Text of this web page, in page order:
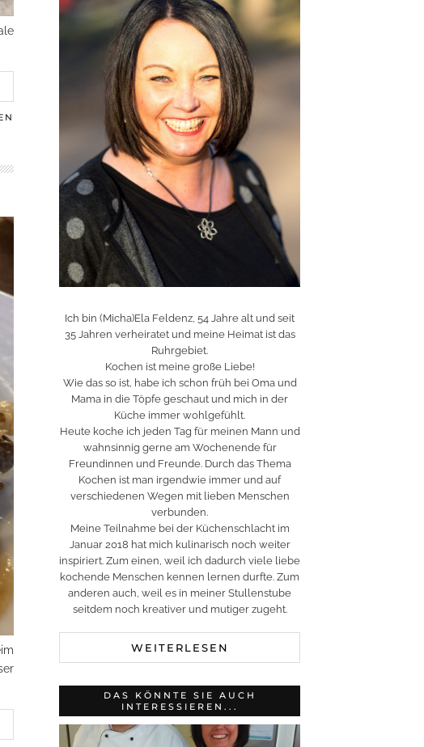
Ich bin (Micha)Ela Feldenz, 54 Jahre alt und seit
35 Jahren verheiratet und meine Heimat ist das
Ruhrgebiet.
Kochen ist meine große Liebe!
Wie das so ist, habe ich schon früh bei Oma und
Mama in die Töpfe geschaut und mich in der
Küche immer wohlgefühlt.
Heute koche ich jeden Tag für meinen Mann und
wahnsinnig gerne am Wochenende für
Freundinnen und Freunde. Durch das Thema
Kochen ist man irgendwie immer und auf
verschiedenen Wegen mit lieben Menschen
verbunden.
Meine Teilnahme bei der Küchenschlacht im
Januar 2018 hat mich kulinarisch noch weiter
inspiriert. Zum einen, weil ich dadurch viele liebe
kochende Menschen kennen lernen durfte. Zum
anderen auch, weil es in meiner Stullenstube
seitdem noch kreativer und mutiger zugeht.
WEITERLESEN
DAS KÖNNTE SIE AUCH
INTERESSIEREN...